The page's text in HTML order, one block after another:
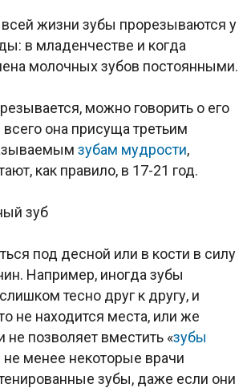
жизни зубы прорезываются у
в младенчестве и когда
молочных зубов постоянными.
можно говорить о его
она присуща третьим
зубам мудрости,
как правило, в 17-21 год.
под десной или в кости в силу
Например, иногда зубы
тесно друг к другу, и
не находится места, или же
не позволяет вместить «зубы
не менее некоторые врачи
зубы, даже если они